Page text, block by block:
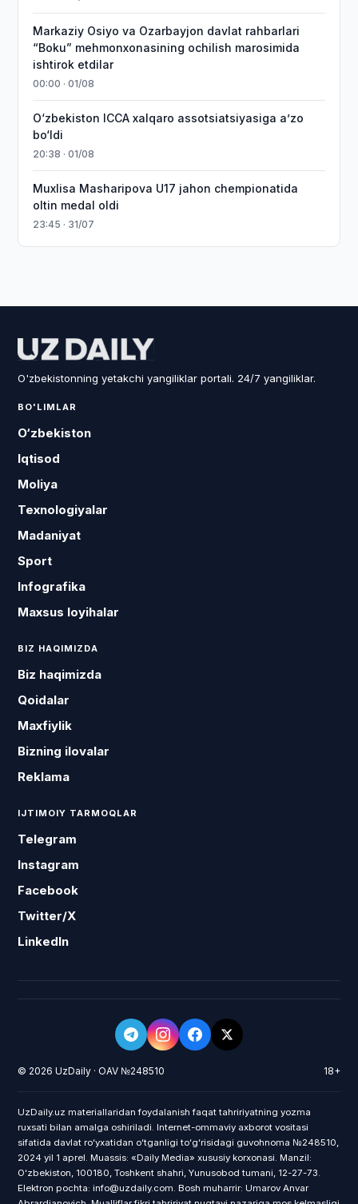
Markaziy Osiyo va Ozarbayjon davlat rahbarlari
“Boku” mehmonxonasining ochilish marosimida
ishtirok etdilar
00:00 · 01/08
O‘zbekiston ICCA xalqaro assotsiatsiyasiga aʼzo
bo‘ldi
20:38 · 01/08
Muxlisa Masharipova U17 jahon chempionatida
oltin medal oldi
23:45 · 31/07
O'zbekistonning yetakchi yangiliklar portali. 24/7 yangiliklar.
BO'LIMLAR
O‘zbekiston
Iqtisod
Moliya
Texnologiyalar
Madaniyat
Sport
Infografika
Maxsus loyihalar
BIZ HAQIMIZDA
Biz haqimizda
Qoidalar
Maxfiylik
Bizning ilovalar
Reklama
IJTIMOIY TARMOQLAR
Telegram
Instagram
Facebook
Twitter/X
LinkedIn
© 2026 UzDaily · OAV №248510 18+
UzDaily.uz materiallaridan foydalanish faqat tahririyatning yozma
ruxsati bilan amalga oshiriladi. Internet-ommaviy axborot vositasi
sifatida davlat roʻyxatidan oʻtganligi toʻgʻrisidagi guvohnoma №248510,
2024 yil 1 aprel. Muassis: «Daily Media» xususiy korxonasi. Manzil:
Oʻzbekiston, 100180, Toshkent shahri, Yunusobod tumani, 12-27-73.
Elektron pochta: info@uzdaily.com. Bosh muharrir: Umarov Anvar